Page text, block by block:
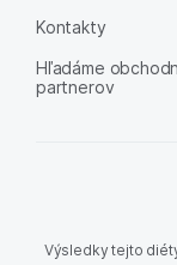
Kontakty
Hľadáme
partnerov
Výsledky tejto